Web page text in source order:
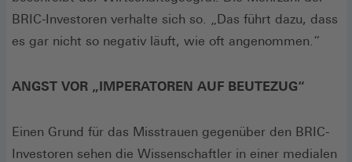
BRIC-Investoren verhalte sich so. „Das führt dazu, dass
es gar nicht so negativ läuft, wie oft angenommen.“
ANGST VOR „IMPERATOREN AUF BEUTEZUG“
Einen Grund für das Misstrauen gegenüber den BRIC-
Investoren sehen die Wissenschaftler in einer medialen